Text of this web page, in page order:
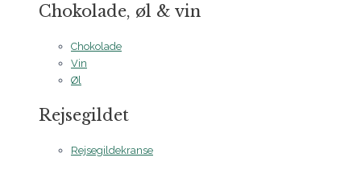
Chokolade, øl & vin
Chokolade
Vin
Øl
Rejsegildet
Rejsegildekranse